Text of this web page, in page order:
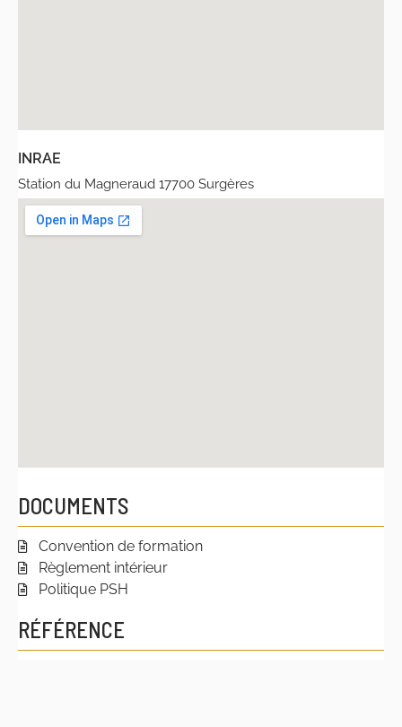
INRAE
Station du Magneraud 17700 Surgères
DOCUMENTS
Convention de formation
Règlement intérieur
Politique PSH
RÉFÉRENCE